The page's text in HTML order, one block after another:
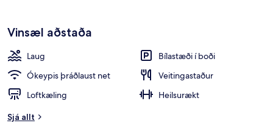
Vinsæl aðstaða
Laug
Bílastæði í boði
Ókeypis þráðlaust net
Veitingastaður
Loftkæling
Heilsurækt
Sjá allt